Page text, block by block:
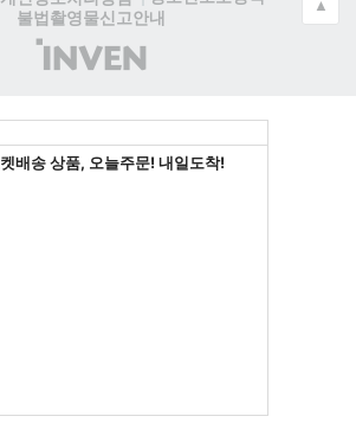
불법촬영물신고안내
(주)
인
▲